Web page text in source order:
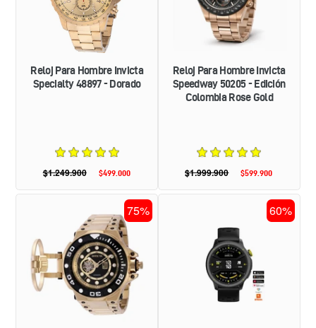
-
DORADO
Reloj Para Hombre Invicta
Specialty 48897 - Dorado
Precio
oferta
$499.000
Precio
$1.249.900
-
EDICIÓN
COLOMBIA
ROSE
Reloj Para Hombre Invicta
Speedway 50205 - Edición
Colombia Rose Gold
Precio
oferta
$599.900
Precio
$1.999.900
PARA
HOMBRE
INVICTA
JT
40406
-
ORO
75%
DEPORTIVO
PARA
UNISEXO
INVICTA
2
Pro
ITECH-
60%